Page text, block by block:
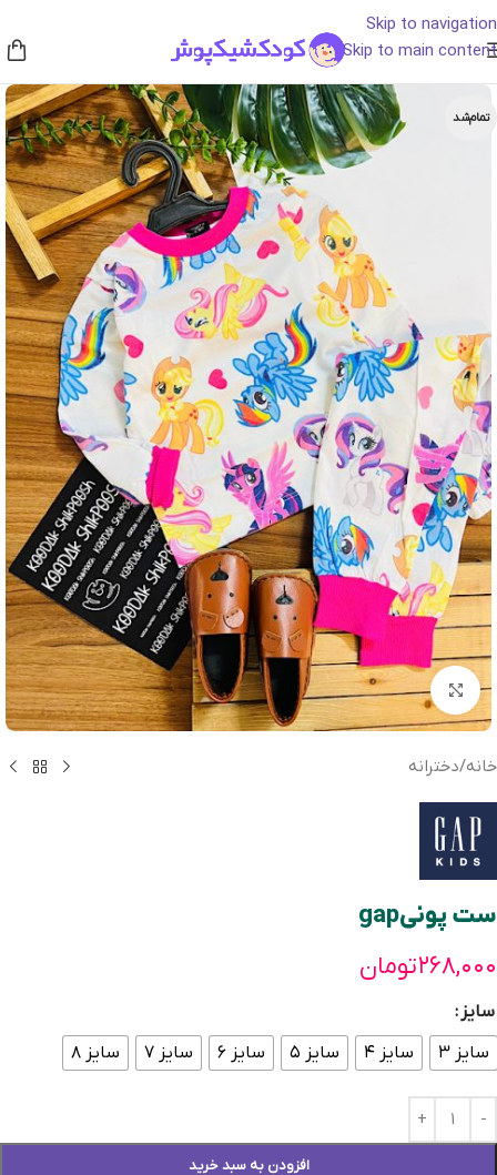
Skip to navigation
Skip to main content
تمام‌شد
بزرگنمایی تصویر
خانه/دخترانه
ست پونیgap
۲۶۸,۰۰۰تومان
سایز
سایز ۳
سایز ۴ سایز ۵ سایز ۶ سایز ۷ سایز ۸
افزودن به سبد خرید